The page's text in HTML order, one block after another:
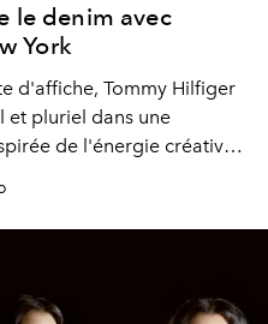
le denim avec
York
d'affiche, Tommy Hilfiger
et pluriel dans une
de l'énergie créative